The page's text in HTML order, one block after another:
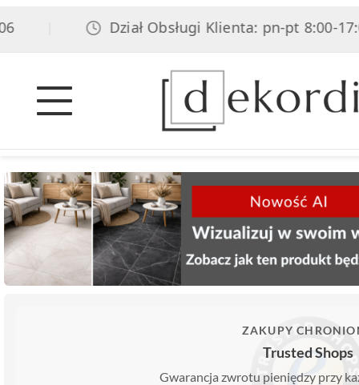
Dział Obsługi Klienta: pn-pt 8:00-
ZAKUPY
Trusted Shops
Gwarancja zwrotu pieniędzy przy